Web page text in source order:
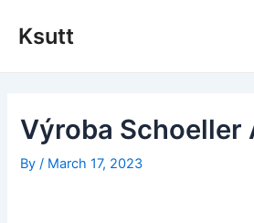
Ksutt
Výroba Schoeller
By/ March 17, 2023